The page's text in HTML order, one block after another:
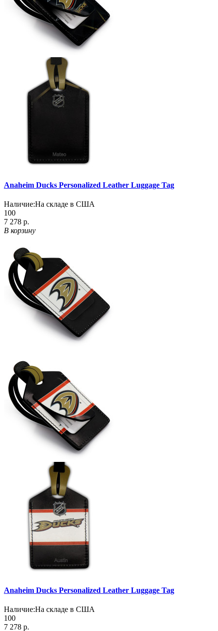
Anaheim Ducks Personalized Leather Luggage Tag
Наличие:На складе в США
100
7 278 р.
В корзину
Anaheim Ducks Personalized Leather Luggage Tag
Наличие:На складе в США
100
7 278 р.